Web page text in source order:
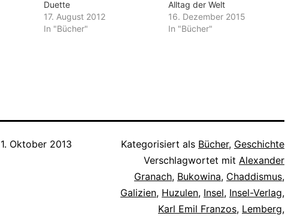
Duette
17. August 2012
In "Bücher"
Alltag der Welt
16. Dezember 2015
In "Bücher"
1. Oktober 2013
Kategorisiert als Bücher, Geschichte
Verschlagwortet mit Alexander
Granach, Bukowina, Chaddismus,
Galizien, Huzulen, Insel, Insel-Verlag,
Karl Emil Franzos, Lemberg,